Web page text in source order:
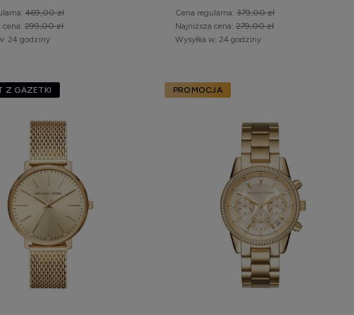
469,00 zł
cena: 299,00 zł
24 godziny
Cena regularna: 379,00 zł
Najniższa cena: 279,00 zł
Wysyłka w: 24 godziny
Z GAZETKI PROMOCJA